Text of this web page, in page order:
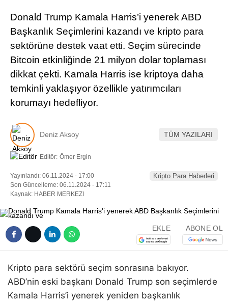
Telegram
Donald Trump Kamala Harris’i yenerek ABD
Başkanlık Seçimlerini kazandı ve kripto para
sektörüne destek vaat etti. Seçim sürecinde
Bitcoin etkinliğinde 21 milyon dolar toplaması
dikkat çekti. Kamala Harris ise kriptoya daha
temkinli yaklaşıyor özellikle yatırımcıları
korumayı hedefliyor.
Deniz Aksoy TÜM YAZILARI
Editör: Ömer Ergin
Yayınlandı: 06.11.2024 - 17:00
Son Güncelleme: 06.11.2024 - 17:11
Kaynak: HABER MERKEZI
Kripto Para Haberleri
EKLE ABONE OL
Kripto para sektörü seçim sonrasına bakıyor.
ABD’nin eski başkanı Donald Trump son seçimlerde
Kamala Harris’i yenerek yeniden başkanlık